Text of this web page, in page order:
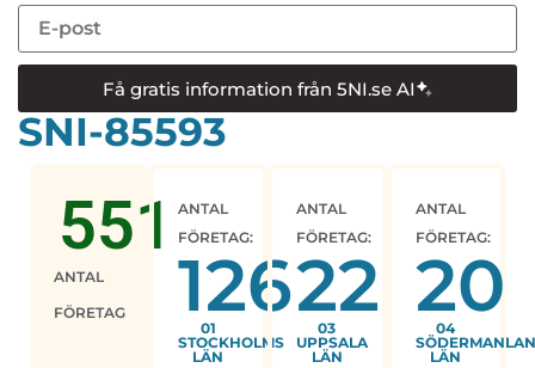
Få gratis information från 5NI.se AI
SNI-85593
ANTAL
FÖRETAG
551
ANTAL
FÖRETAG:
126
01
STOCKHOLMS
LÄN
ANTAL
FÖRETAG:
22
03
UPPSALA
LÄN
ANTAL
FÖRETAG:
20
04
LÄN